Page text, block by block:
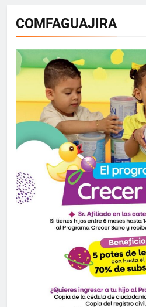
COMFAGUAJIRA